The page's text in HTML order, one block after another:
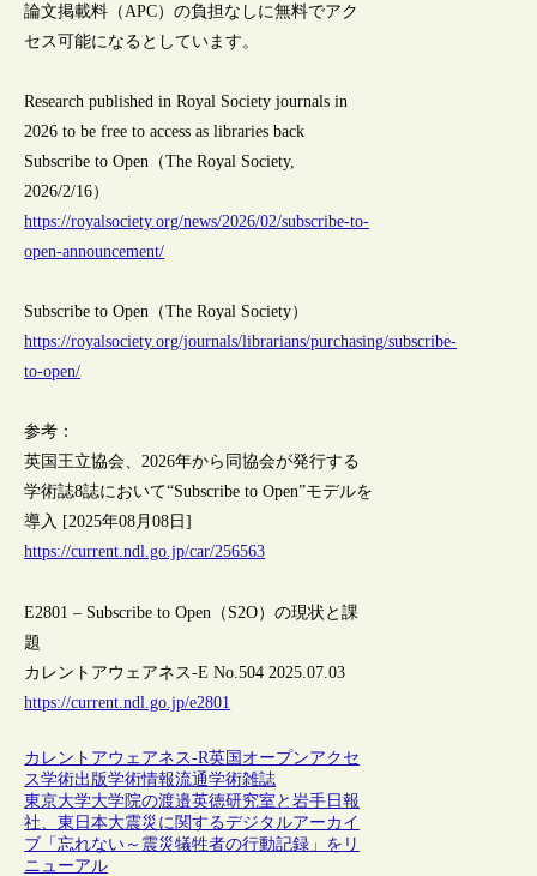
論文掲載料（APC）の負担なしに無料でアク
セス可能になるとしています。
Research published in Royal Society journals in
2026 to be free to access as libraries back
Subscribe to Open（The Royal Society,
2026/2/16）
https://royalsociety.org/news/2026/02/subscribe-to-
open-announcement/
Subscribe to Open（The Royal Society）
https://royalsociety.org/journals/librarians/purchasing/subscribe-
to-open/
参考：
英国王立協会、2026年から同協会が発行する
学術誌8誌において“Subscribe to Open”モデルを
導入 [2025年08月08日]
https://current.ndl.go.jp/car/256563
E2801 – Subscribe to Open（S2O）の現状と課
題
カレントアウェアネス-E No.504 2025.07.03
https://current.ndl.go.jp/e2801
カレントアウェアネス-R英国 オープンアクセ
ス学術出版学術情報流通学術雑誌
東京大学大学院の渡邉英徳研究室と岩手日報
社、東日本大震災に関するデジタルアーカイ
ブ「忘れない～震災犠牲者の行動記録」をリ
ニューアル